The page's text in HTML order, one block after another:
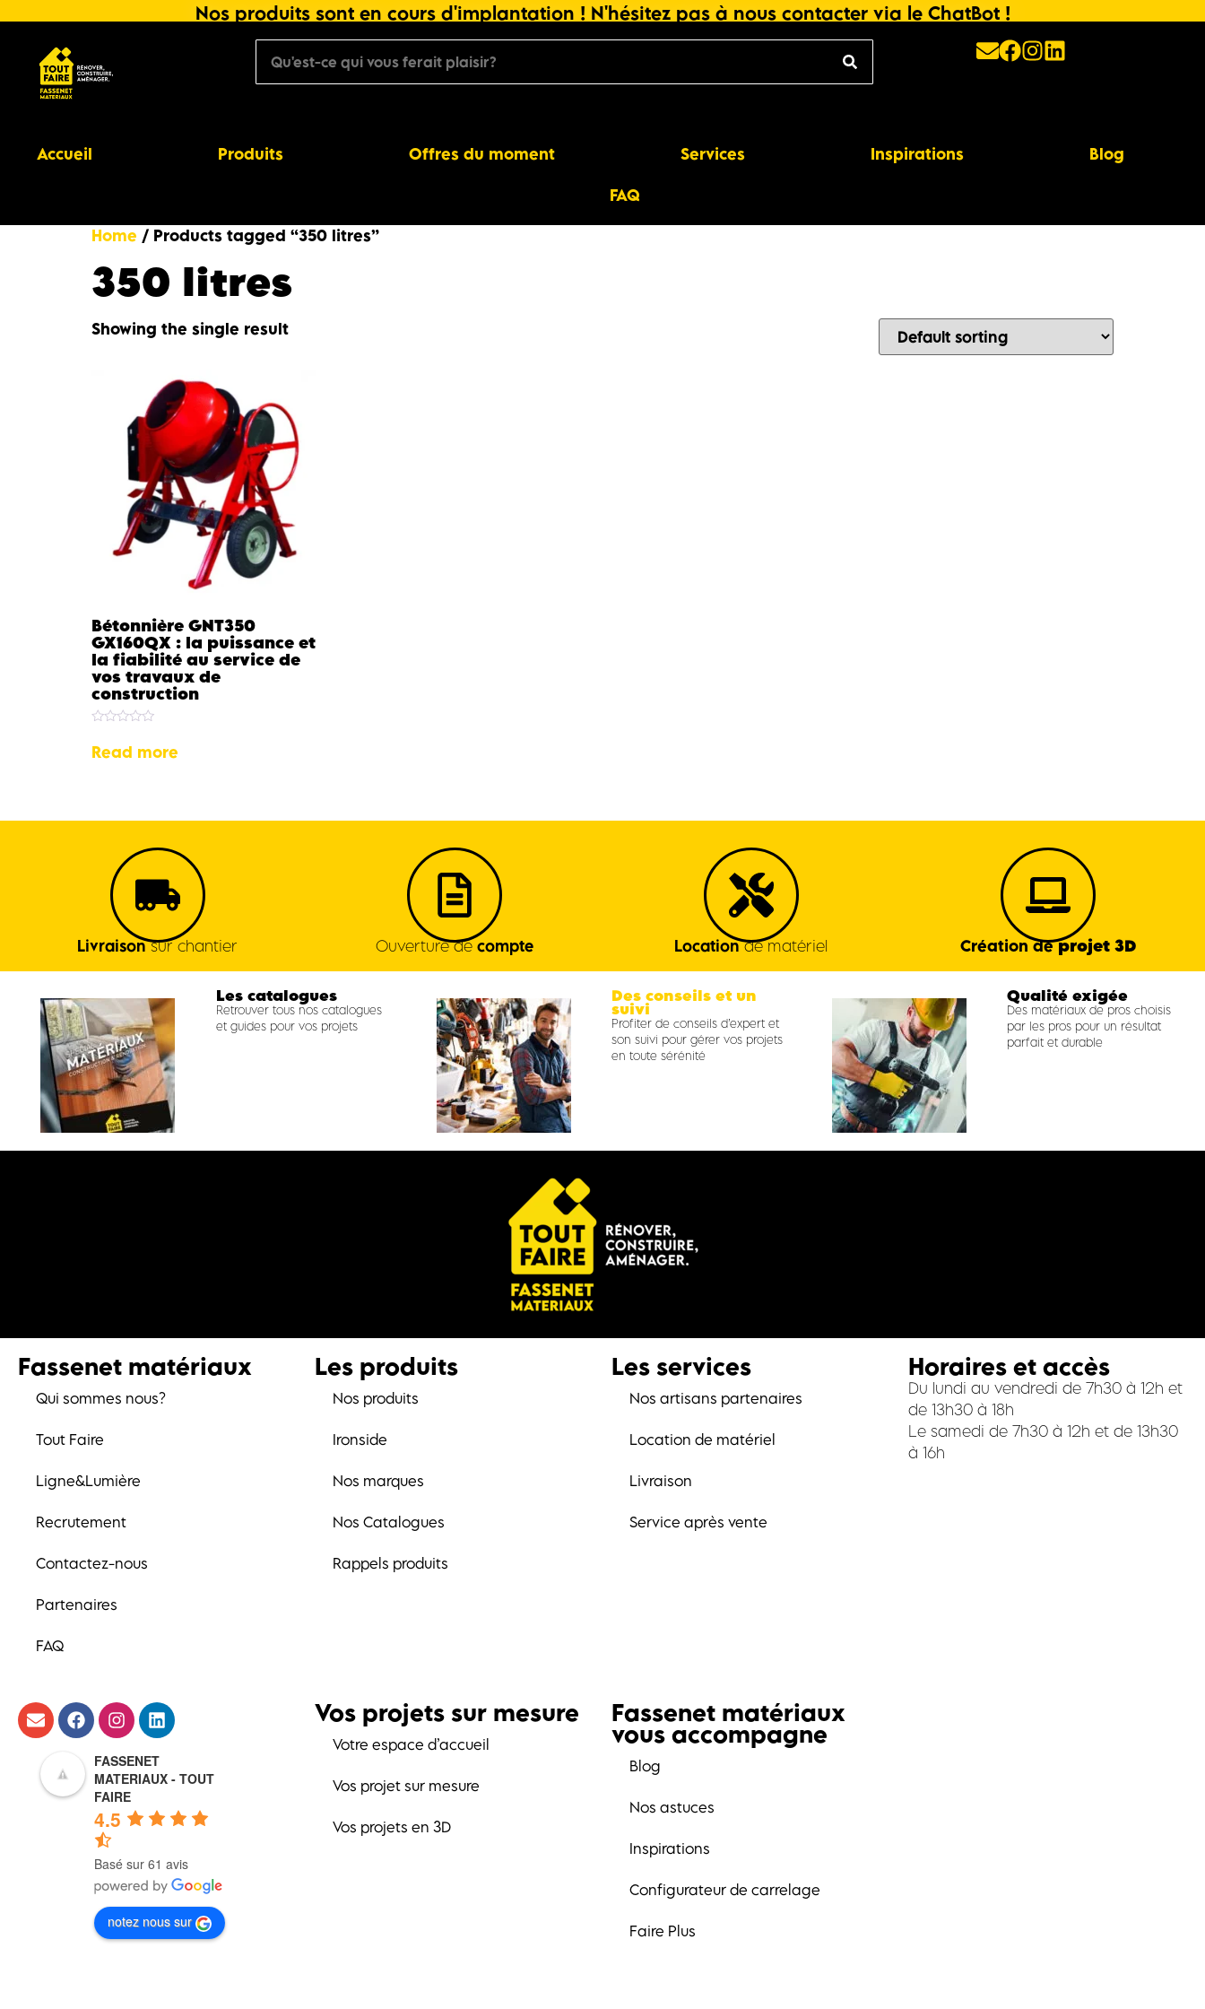
Nos produits sont en cours d'implantation ! N'hésitez pas à nous contacter via le ChatBot !
Accueil Produits Offres du moment Services Inspirations Blog
FAQ
Home / Products tagged “350 litres”
350 litres
Showing the single result
Bétonnière GNT350
GX160QX : la puissance et
la fiabilité au service de
vos travaux de
construction
0
out
Read more
Livraisonsur chantier Ouverture de compte Locationde matériel Création deprojet 3D
Les catalogues
Retrouver tous nos catalogues
et guides pour vos projets
Des conseils et un
suivi
Profiter de conseils d’expert et
son suivi pour gérer vos projets
en toute sérénité
Qualité exigée
Des matériaux de pros choisis
par les pros pour un résultat
parfait et durable
Fassenet matériaux
Qui sommes nous?
Tout Faire
Ligne&Lumière
Recrutement
Contactez-nous
Partenaires
FAQ
Les produits
Nos produits
Ironside
Nos marques
Nos Catalogues
Rappels produits
Les services
Nos artisans partenaires
Location de matériel
Livraison
Service après vente
Horaires et accès
Du lundi au vendredi de 7h30 à 12h et
de 13h30 à 18h
Le samedi de 7h30 à 12h et de 13h30
à 16h
FASSENET
MATERIAUX - TOUT
FAIRE
4.5
Basé sur 61 avis
notez nous sur
Vos projets sur mesure
Votre espace d’accueil
Vos projet sur mesure
Vos projets en 3D
Fassenet matériaux
vous accompagne
Blog
Nos astuces
Inspirations
Configurateur de carrelage
Faire Plus